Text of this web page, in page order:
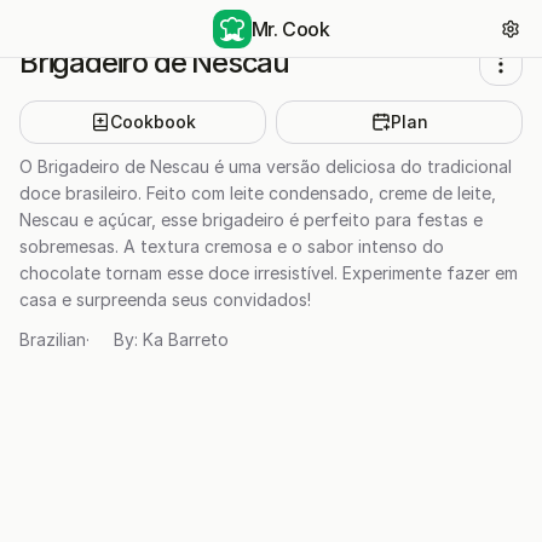
Brigadeiro de Nescau
Cookbook Plan
O Brigadeiro de Nescau é uma versão deliciosa do tradicional
doce brasileiro. Feito com leite condensado, creme de leite,
Nescau e açúcar, esse brigadeiro é perfeito para festas e
sobremesas. A textura cremosa e o sabor intenso do
chocolate tornam esse doce irresistível. Experimente fazer em
casa e surpreenda seus convidados!
Brazilian· By: Ka Barreto
Mr. Cook